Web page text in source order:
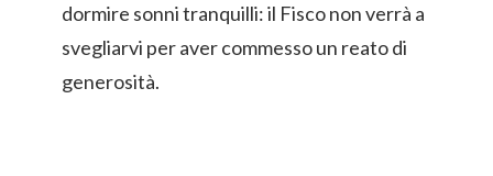
dormire sonni tranquilli: il Fisco non verrà a
svegliarvi per aver commesso un reato di
generosità.